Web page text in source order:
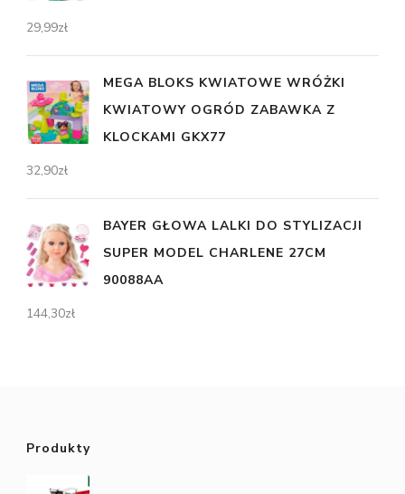
29,99zł
MEGA BLOKS KWIATOWE WRÓŻKI
KWIATOWY OGRÓD ZABAWKA Z
KLOCKAMI GKX77
32,90zł
BAYER GŁOWA LALKI DO STYLIZACJI
SUPER MODEL CHARLENE 27CM
90088AA
144,30zł
Produkty